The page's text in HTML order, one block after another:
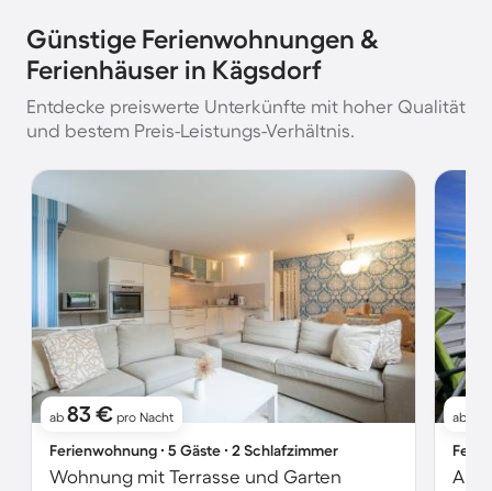
Günstige Ferienwohnungen &
Ferienhäuser in Kägsdorf
Entdecke preiswerte Unterkünfte mit hoher Qualität
und bestem Preis-Leistungs-Verhältnis.
ab 83 € pro Nacht
Ferienwohnung ∙ 5 Gäste ∙ 2 Schlafzimmer
Wohnung mit Terrasse und Garten
ab